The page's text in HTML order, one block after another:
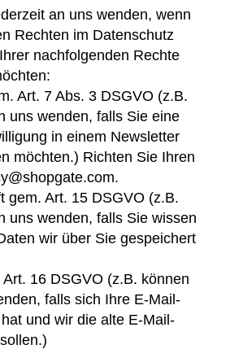
an uns wenden, wenn
Rechten im Datenschutz
nachfolgenden Rechte
Art. 7 Abs. 3 DSGVO (z.B.
uns wenden, falls Sie eine
in einem Newsletter
möchten.) Richten Sie Ihren
gem. Art. 15 DSGVO (z.B.
uns wenden, falls Sie wissen
wir über Sie gespeichert
16 DSGVO (z.B. können
falls sich Ihre E-Mail-
und wir die alte E-Mail-